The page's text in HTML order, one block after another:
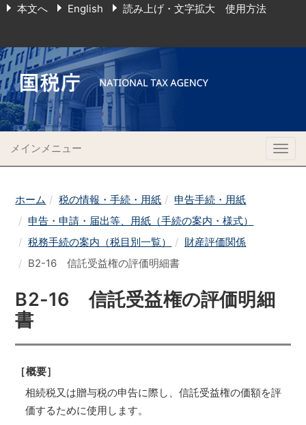
本文へ English 読み上げ・文字拡大 使用方法
メインメニュー
ホーム 税の情報・手続・用紙
申告手続・用紙
申告・申請・届出等、用紙（手続の案内・様式）
税務手続の案内（税目別一覧）
財産評価関係
B2-16 信託受益権の評価明細書
B2-16 信託受益権の評価明細
書
［概要］
相続税又は贈与税の申告に際し、信託受益権の価額を評
価するために使用します。